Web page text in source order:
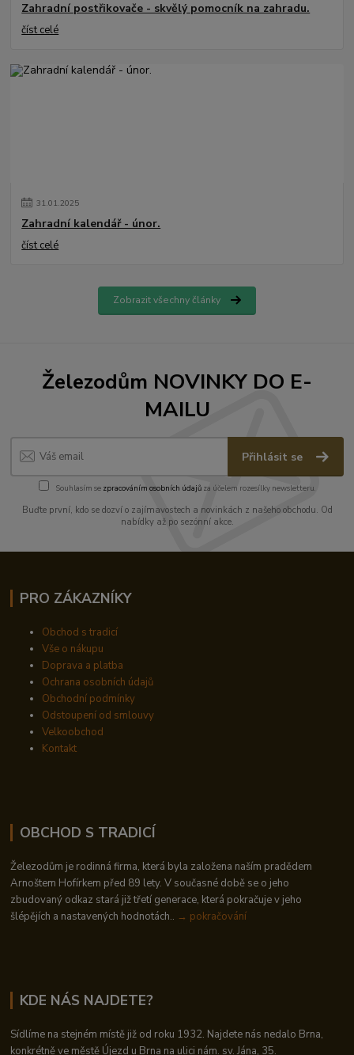
Zahradní postřikovače - skvělý pomocník na zahradu.
číst celé
31.01.2025
Zahradní kalendář - únor.
číst celé
Zobrazit všechny články
Železodům NOVINKY DO E-
MAILU
Přihlásit se
Souhlasím se zpracováním osobních údajůza účelem rozesílky newsletteru.
Buďte první, kdo se dozví o zajímavostech a novinkách z našeho obchodu. Od
nabídky až po sezónní akce.
PRO ZÁKAZNÍKY
Obchod s tradicí
Vše o nákupu
Doprava a platba
Ochrana osobních údajů
Obchodní podmínky
Odstoupení od smlouvy
Velkoobchod
Kontakt
OBCHOD S TRADICÍ
Železodům je rodinná firma, která byla založena naším pradědem
Arnoštem Hofírkem před 89 lety. V současné době se o jeho
zbudovaný odkaz stará již třetí generace, která pokračuje v jeho
šlépějích a nastavených hodnotách.. → pokračování
KDE NÁS NAJDETE?
Sídlíme na stejném místě již od roku 1932. Najdete nás nedalo Brna,
konkrétně ve městě Újezd u Brna na ulici nám. sv. Jána, 35.